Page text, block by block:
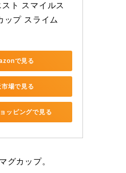
スト スマイルス
ップ スライム
で見る
場で見る
ッピングで見る
グカップ。